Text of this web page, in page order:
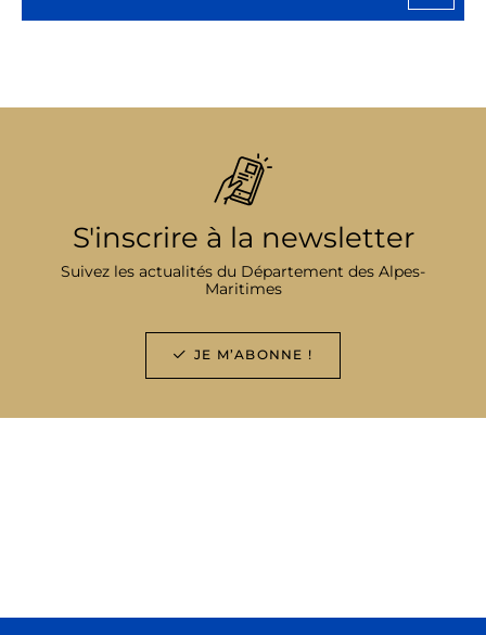
S'inscrire à la newsletter
Suivez les actualités du Département des Alpes-
Maritimes
JE M’ABONNE !